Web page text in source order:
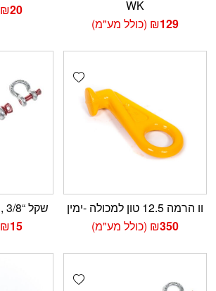
WK
₪129 (כולל מע"מ)
₪20
Add wishlist
וו הרמה 12.5 טון למכולה -ימין
₪350 (כולל מע"מ)
שקל “3/8 , 1 טון הרמה – WK
₪15
Add wishlist